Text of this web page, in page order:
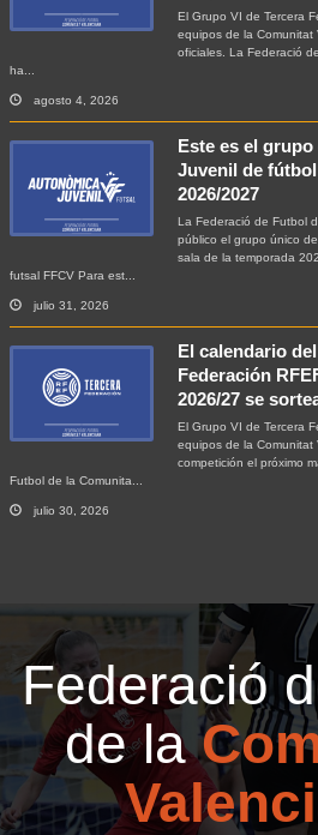
El Grupo VI de Tercera
equipos de la Comunitat
oficiales. La Federació
ha...
agosto 4, 2026
Este es el
Juvenil de
2026/2027
La Federació de Futbol
público el grupo único
sala de la temporada
futsal FFCV Para est...
julio 31, 2026
El calendario
Federación
2026/27 se
El Grupo VI de Tercera
equipos de la Comunitat
competición el próximo
Futbol de la Comunita...
julio 30, 2026
Federació
de la